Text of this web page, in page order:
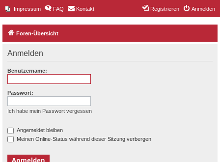
Impressum FAQ Kontakt Anmelden
Registrieren
Foren-Übersicht
Anmelden
Benutzername:
Passwort:
Ich habe mein Passwort vergessen
Angemeldet bleiben
Meinen Online-Status während dieser Sitzung verbergen